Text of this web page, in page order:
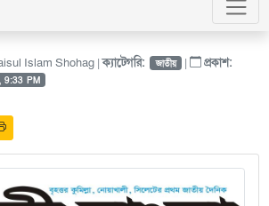
Islam Shohag |ক্যাটেগরি: জাতীয় | প্রকাশ:
9:33 PM